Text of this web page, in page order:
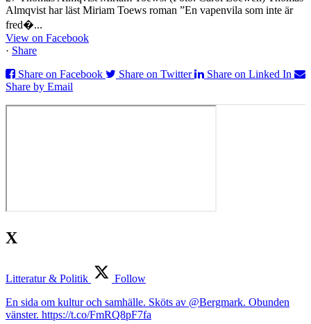
Almqvist har läst Miriam Toews roman ”En vapenvila som inte är
fred�...
View on Facebook
· Share
Share on Facebook
Share on Twitter
Share on Linked In
Share by Email
X
Litteratur & Politik
Follow
En sida om kultur och samhälle. Sköts av @Bergmark. Obunden
vänster. https://t.co/FmRQ8pF7fa